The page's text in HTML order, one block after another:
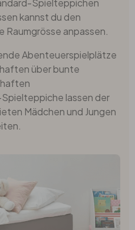
Spielteppichen
kannst du den
anpassen.
Abenteuerspielplätze
über bunte
lassen der
Mädchen und Jungen